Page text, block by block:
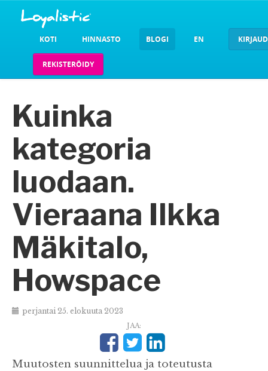
KOTI HINNASTO BLOGI EN
REKISTERÖIDY
Kuinka
kategoria
luodaan.
Vieraana Ilkka
Mäkitalo,
Howspace
perjantai 25. elokuuta 2023
JAA:
Muutosten suunnittelua ja toteutusta